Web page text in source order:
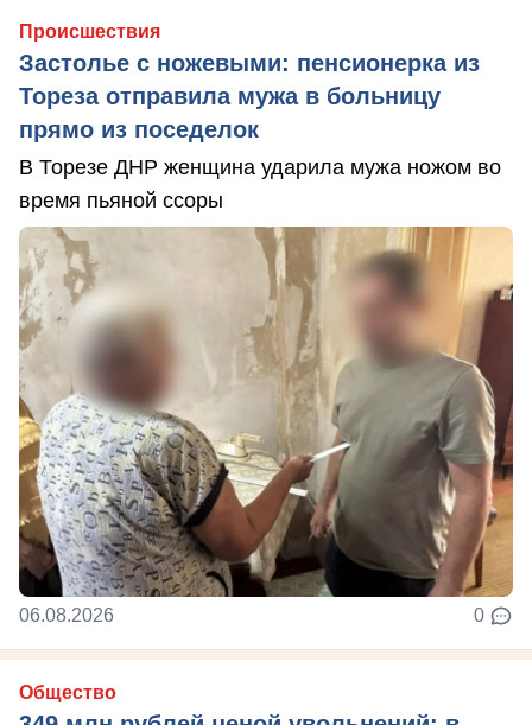
Происшествия
Застолье с ножевыми: пенсионерка из
Тореза отправила мужа в больницу
прямо из поседелок
В Торезе ДНР женщина ударила мужа ножом во
время пьяной ссоры
06.08.2026 0
Общество